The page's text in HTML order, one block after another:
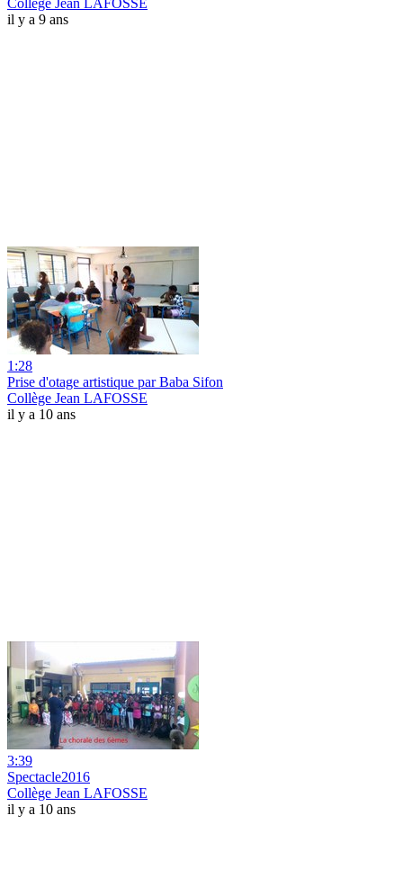
Collège Jean LAFOSSE
il y a 9 ans
1:28
Prise d'otage artistique par Baba Sifon
Collège Jean LAFOSSE
il y a 10 ans
3:39
Spectacle2016
Collège Jean LAFOSSE
il y a 10 ans